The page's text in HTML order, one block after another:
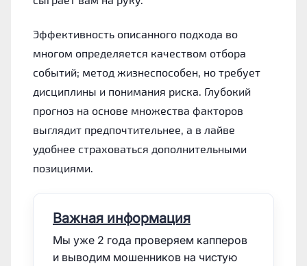
Эффективность описанного подхода во
многом определяется качеством отбора
событий; метод жизнеспособен, но требует
дисциплины и понимания риска. Глубокий
прогноз на основе множества факторов
выглядит предпочтительнее, а в лайве
удобнее страховаться дополнительными
позициями.
Важная информация
Мы уже 2 года проверяем капперов
и выводим мошенников на чистую